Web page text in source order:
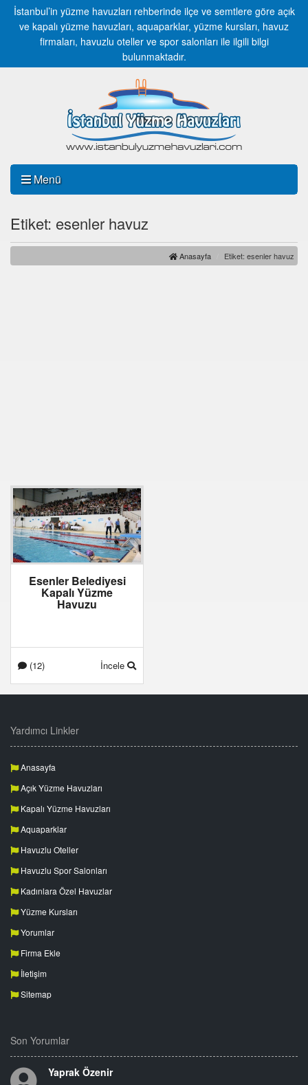
İstanbul’in yüzme havuzları rehberinde ilçe ve semtlere göre açık
ve kapalı yüzme havuzları, aquaparklar, yüzme kursları, havuz
firmaları, havuzlu oteller ve spor salonları ile ilgili bilgi
bulunmaktadır.
Menü
Etiket: esenler havuz
Anasayfa Etiket: esenler havuz
Esenler Belediyesi
Kapalı Yüzme
Havuzu
(12) İncele
Yardımcı Linkler
Anasayfa
Açık Yüzme Havuzları
Kapalı Yüzme Havuzları
Aquaparklar
Havuzlu Oteller
Havuzlu Spor Salonları
Kadınlara Özel Havuzlar
Yüzme Kursları
Yorumlar
Firma Ekle
İletişim
Sitemap
Son Yorumlar
Yaprak Özenir